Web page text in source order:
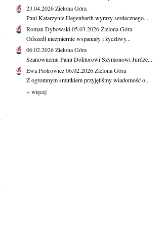
23.04.2026Zielona Góra
Pani Katarzynie Hegenbarth wyrazy serdecznego...
Roman Dybowski05.03.2026Zielona Góra
Odszedł niezmiernie wspaniały i życzliwy...
06.02.2026Zielona Góra
Szanownemu Panu Doktorowi Szymonowi Jurdze...
Ewa Piotrowicz06.02.2026Zielona Góra
Z ogromnym smutkiem przyjęliśmy wiadomość o...
+ więcej